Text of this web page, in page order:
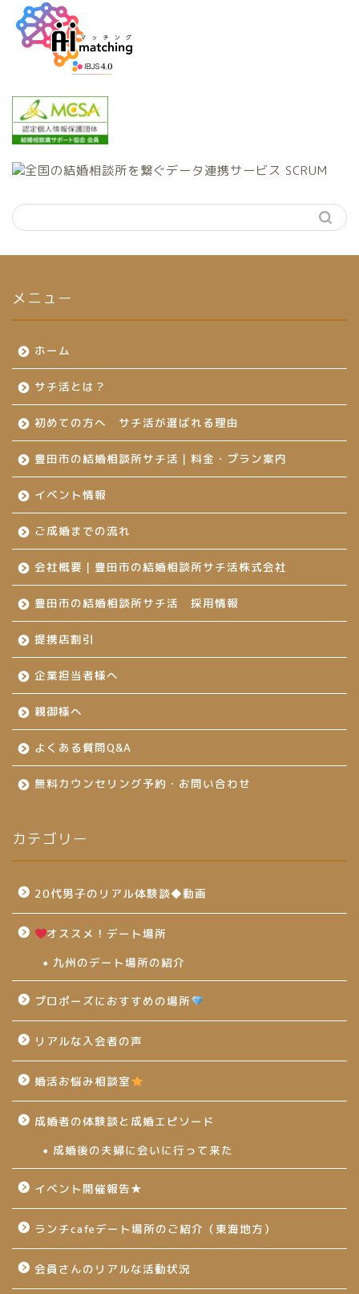
メニュー
ホーム
サチ活とは？
初めての方へ サチ活が選ばれる理由
豊田市の結婚相談所サチ活｜料金・プラン案内
イベント情報
ご成婚までの流れ
会社概要｜豊田市の結婚相談所サチ活株式会社
豊田市の結婚相談所サチ活 採用情報
提携店割引
企業担当者様へ
親御様へ
よくある質問Q&A
無料カウンセリング予約・お問い合わせ
カテゴリー
20代男子のリアル体験談◆動画
オススメ！デート場所
九州のデート場所の紹介
プロポーズにおすすめの場所
リアルな入会者の声
婚活お悩み相談室
成婚者の体験談と成婚エピソード
成婚後の夫婦に会いに行って来た
イベント開催報告★
ランチcafeデート場所のご紹介（東海地方）
会員さんのリアルな活動状況